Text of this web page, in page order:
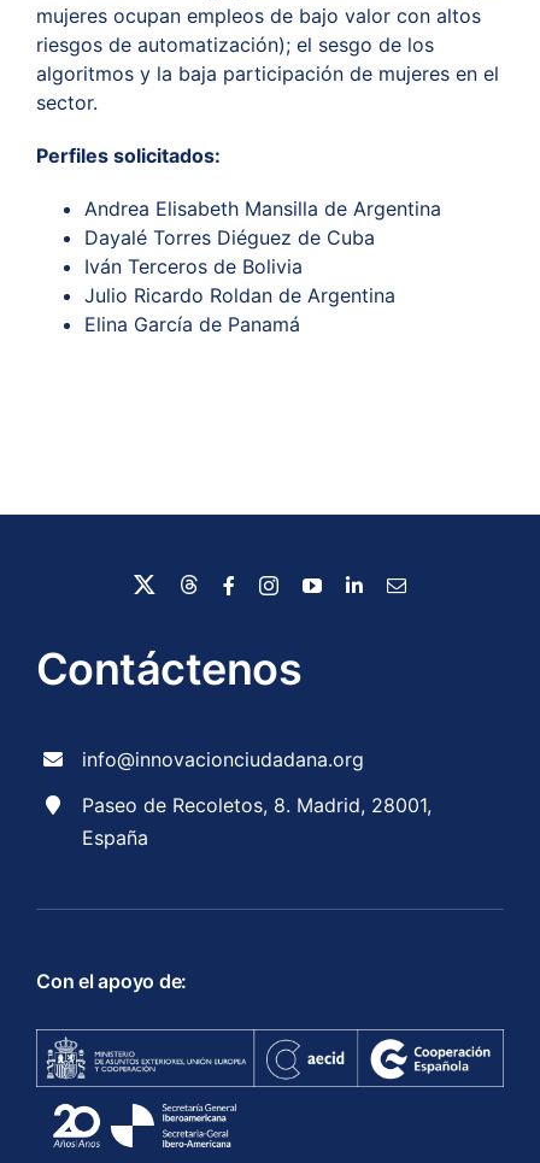
mujeres ocupan empleos de bajo valor con altos
riesgos de automatización); el sesgo de los
algoritmos y la baja participación de mujeres en el
sector.
Perfiles solicitados:
Andrea Elisabeth Mansilla de Argentina
Dayalé Torres Diéguez de Cuba
Iván Terceros de Bolivia
Julio Ricardo Roldan de Argentina
Elina García de Panamá
Contáctenos
info@innovacionciudadana.org
Paseo de Recoletos, 8. Madrid, 28001,
España
Con el apoyo de: